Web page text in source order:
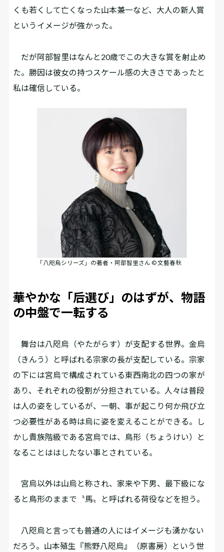
くも若くして亡くなった山本兼一など、大人の新人賞
というイメージが強かった。
だが阿部智里はなんと20歳でこの大きな賞を射止め
た。勝因は彼女の持つスケール感の大きさであったと
私は確信している。
「八咫烏シリーズ」の著者・阿部智里さん © 文藝春秋
華やかな「后選び」のはずが、物語
の中盤で一転する
舞台は八咫烏（やたがらす）が支配する世界。金烏
（きんう）と呼ばれる宗家の長が支配している。宗家
の下には宮烏で構成されている東西南北の四つの家が
あり、それぞれの役割が分担されている。人々は普段
は人の姿をしているが、一朝、事が起こり何か飛び立
つ必要性がある時は烏に姿を変えることができる。し
かし貴族階級である宮烏では、鳥形（ちょうけい）と
なることははしたない事とされている。
宮烏以外は山烏と称され、家来や下男、最下級にな
ると鳥形のままで〝馬〟と呼ばれる荷役などを担う。
八咫烏と言っても普通の人にはイメージも湧かない
だろう。山本殖生『熊野八咫烏』（原書房）という世